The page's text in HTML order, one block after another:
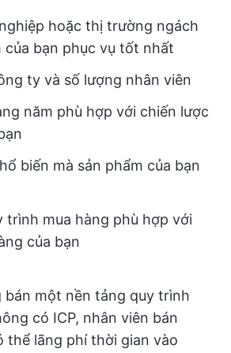
hoặc thị trường ngách
của bạn phục vụ tốt nhất
ty và số lượng nhân viên
năm phù hợp với chiến lược
biến mà sản phẩm của bạn
trình mua hàng phù hợp với
của bạn
bán một nền tảng quy trình
có ICP, nhân viên bán
thể lãng phí thời gian vào